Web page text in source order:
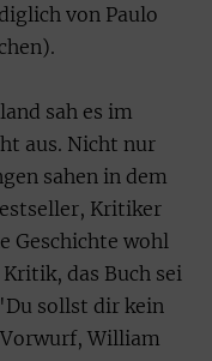
von Paulo
sah es im
aus. Nicht nur
sahen in dem
Kritiker
Geschichte wohl
das Buch sei
sollst dir kein
William